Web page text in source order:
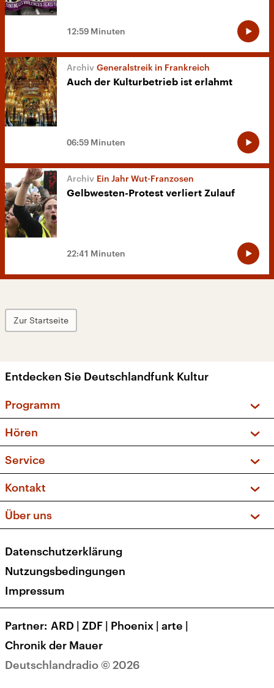
12:59 Minuten
Generalstreik in Frankreich
Auch der Kulturbetrieb ist erlahmt
06:59 Minuten
Ein Jahr Wut-Franzosen
Gelbwesten-Protest verliert Zulauf
22:41 Minuten
Zur Startseite
Entdecken Sie Deutschlandfunk Kultur
Programm
Sendungen und Podcasts
Musikliste
Kakadu – Das Kinderprogramm
Hören
Frequenzen (UKW + DAB+)
Service
FAQ
Apps
Newsletter
Veranstaltungen
Kontakt
Social Media
Über uns
Presse
Karriere
Transparenz
Deutschlandradio © 2026
Datenschutzerklärung
Nutzungsbedingungen
Impressum
Partner ARD | ZDF | Phoenix | arte |
Chronik der Mauer